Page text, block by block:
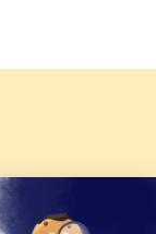
de KTO